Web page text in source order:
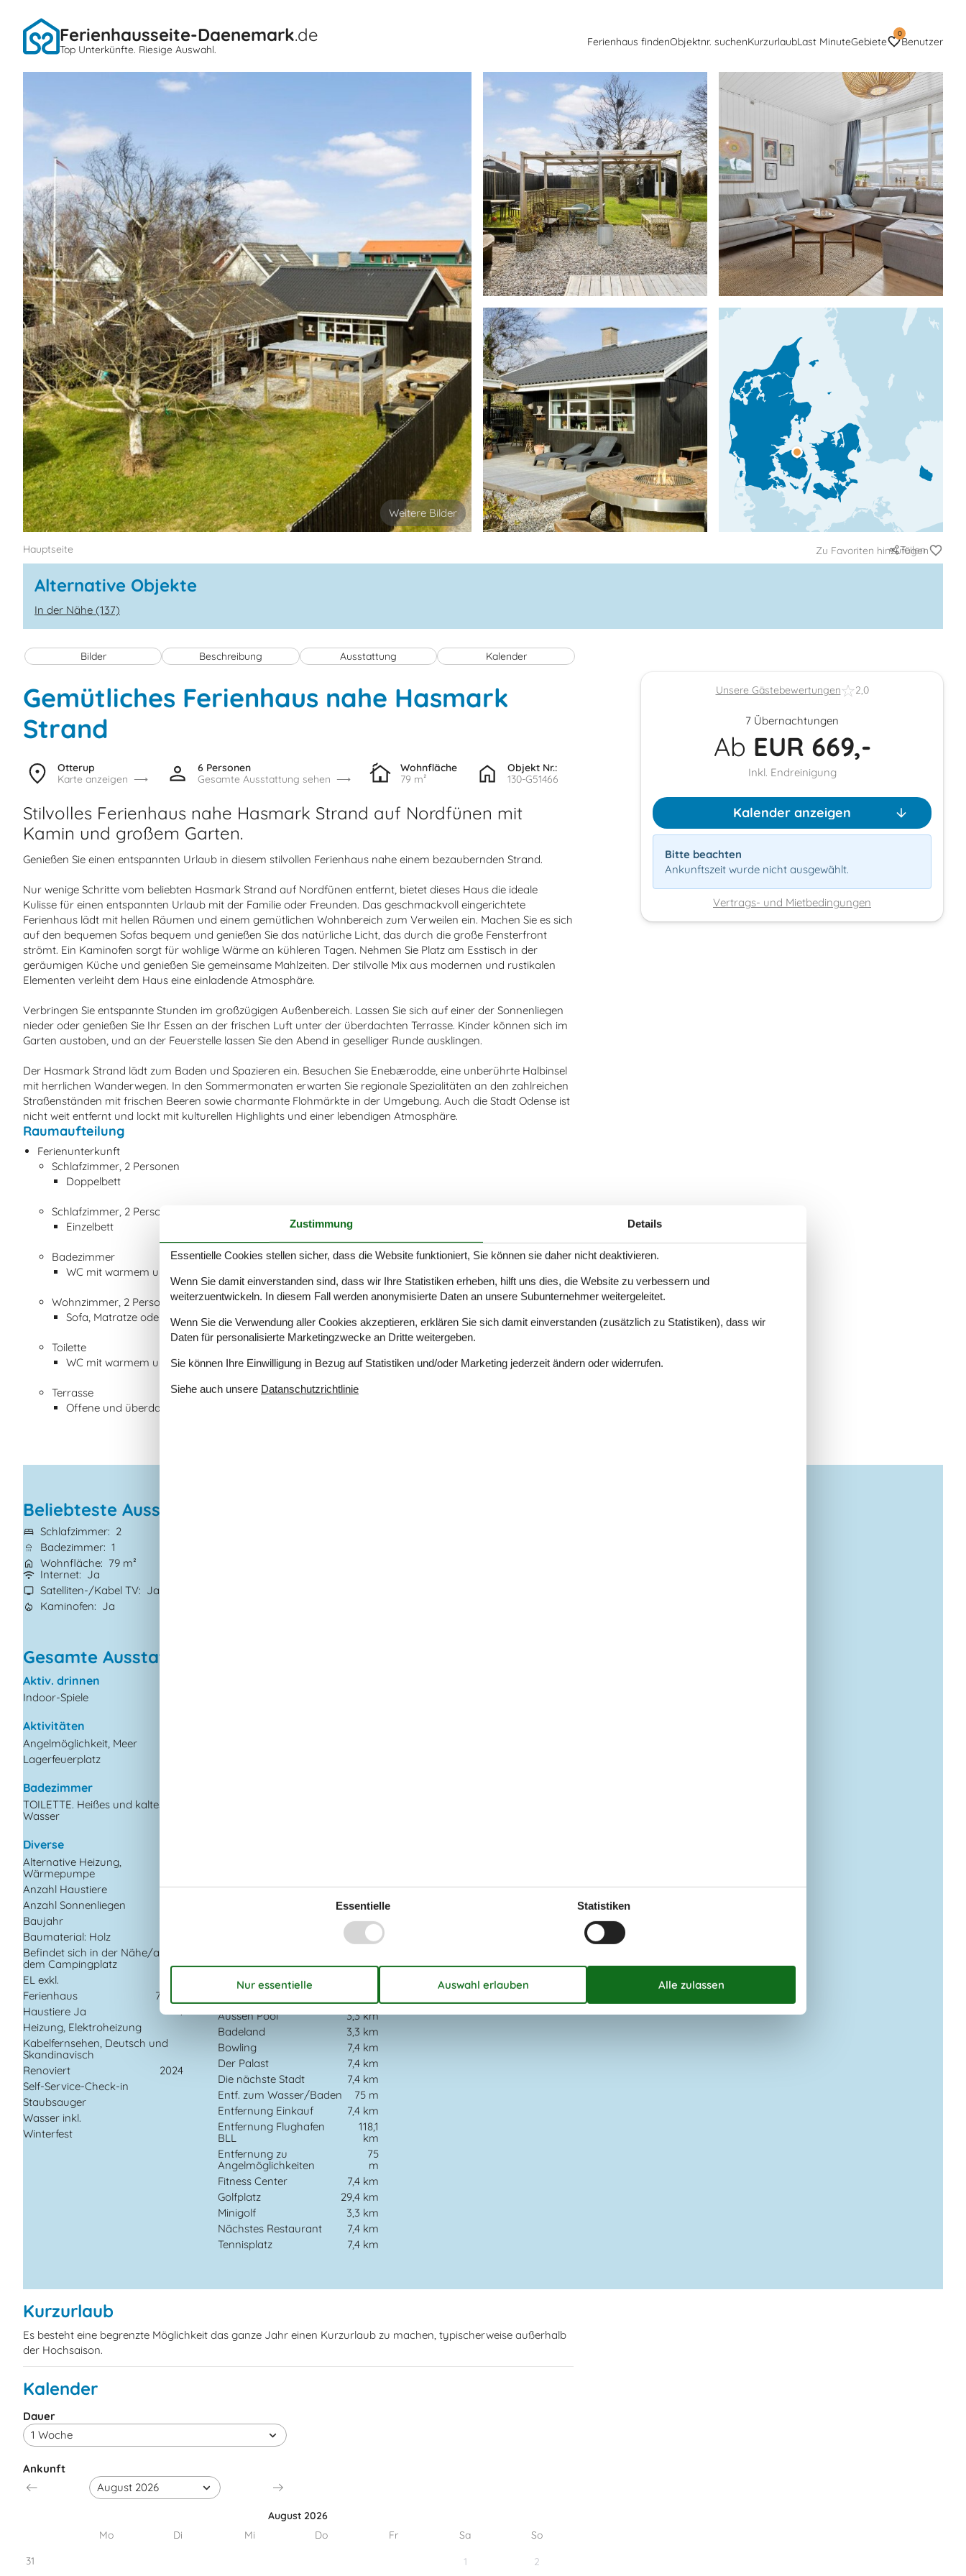
Ferienhausseite-Daenemark.de
Top Unterkünfte. Riesige Auswahl.
Ferienhaus findenObjektnr. suchenKurzurlaubLast MinuteGebiete
0
Benutzer
Hauptseite Zu Favoriten hinzufügen
Teilen
Alternative Objekte
In der Nähe (137)
Bilder Beschreibung Ausstattung Kalender
Gemütliches Ferienhaus nahe Hasmark
Strand
Otterup
Karte anzeigen
6 Personen
Gesamte Ausstattung sehen
Wohnfläche
79 m²
Objekt Nr.:
130-G51466
Stilvolles Ferienhaus nahe Hasmark Strand auf Nordfünen mit
Kamin und großem Garten.
Genießen Sie einen entspannten Urlaub in diesem stilvollen Ferienhaus nahe einem bezaubernden Strand.
Nur wenige Schritte vom beliebten Hasmark Strand auf Nordfünen entfernt, bietet dieses Haus die ideale
Kulisse für einen entspannten Urlaub mit der Familie oder Freunden. Das geschmackvoll eingerichtete
Ferienhaus lädt mit hellen Räumen und einem gemütlichen Wohnbereich zum Verweilen ein. Machen Sie es sich
auf den bequemen Sofas bequem und genießen Sie das natürliche Licht, das durch die große Fensterfront
strömt. Ein Kaminofen sorgt für wohlige Wärme an kühleren Tagen. Nehmen Sie Platz am Esstisch in der
geräumigen Küche und genießen Sie gemeinsame Mahlzeiten. Der stilvolle Mix aus modernen und rustikalen
Elementen verleiht dem Haus eine einladende Atmosphäre.
Verbringen Sie entspannte Stunden im großzügigen Außenbereich. Lassen Sie sich auf einer der Sonnenliegen
nieder oder genießen Sie Ihr Essen an der frischen Luft unter der überdachten Terrasse. Kinder können sich im
Garten austoben, und an der Feuerstelle lassen Sie den Abend in geselliger Runde ausklingen.
Der Hasmark Strand lädt zum Baden und Spazieren ein. Besuchen Sie Enebærodde, eine unberührte Halbinsel
mit herrlichen Wanderwegen. In den Sommermonaten erwarten Sie regionale Spezialitäten an den zahlreichen
Straßenständen mit frischen Beeren sowie charmante Flohmärkte in der Umgebung. Auch die Stadt Odense ist
nicht weit entfernt und lockt mit kulturellen Highlights und einer lebendigen Atmosphäre.
Raumaufteilung
Ferienunterkunft
Schlafzimmer, 2 Personen
Doppelbett
Schlafzimmer, 2 Personen
Einzelbett
Badezimmer
WC mit warmem und kaltem Wasser, Dusche
Wohnzimmer, 2 Personen
Sofa, Matratze oder Ähnliches
Toilette
WC mit warmem und kaltem Wasser
Terrasse
Offene und überdachte Terrasse
Beliebteste Ausstattungen
Schlafzimmer
2
Badezimmer 1
Wohnfläche
79 m²
Internet
Ja
Satelliten-/Kabel TV
Ja
Kaminofen
Ja
Gesamte Ausstattung
Aktiv. drinnen
Indoor-Spiele
Aktivitäten
Angelmöglichkeit, Meer
Lagerfeuerplatz
Badezimmer
TOILETTE. Heißes und kaltes
Wasser
Diverse
Alternative Heizung,
Wärmepumpe
Anzahl Haustiere
1
Anzahl Sonnenliegen
Baujahr
Baumaterial: Holz
Befindet sich in der Nähe/auf
dem Campingplatz
EL exkl.
Ferienhaus
79 m²
Haustiere Ja
1
Heizung, Elektroheizung
Kabelfernsehen, Deutsch und
Skandinavisch
Renoviert
2024
Self-Service-Check-in
Staubsauger
Wasser inkl.
Winterfest
Smart TV
In der Nähe
Aussen Pool
3,3 km
Badeland
3,3 km
Bowling
7,4 km
Der Palast
7,4 km
Die nächste Stadt
7,4 km
Entf. zum Wasser/Baden
75 m
Entfernung Einkauf
7,4 km
Entfernung Flughafen
BLL
118,1
km
Entfernung zu
Angelmöglichkeiten
75
m
Fitness Center
7,4 km
Golfplatz
29,4 km
Minigolf
3,3 km
Nächstes Restaurant
7,4 km
Tennisplatz
7,4 km
Wird nicht an Jugendgruppen
Kurzurlaub
Es besteht eine begrenzte Möglichkeit das ganze Jahr einen Kurzurlaub zu machen, typischerweise außerhalb
der Hochsaison.
Kalender
Ankunft
August 2026
Mo
Di Mi Do Fr Sa
So
31
1 2
Dauer
Unsere Gästebewertungen 2,0
7 Übernachtungen
Ab EUR 669,-
Inkl. Endreinigung
Kalender anzeigen
Bitte beachten
Ankunftszeit wurde nicht ausgewählt.
Vertrags- und Mietbedingungen
Zustimmung Details
Essentielle Cookies stellen sicher, dass die Website funktioniert, Sie können sie daher nicht deaktivieren.
Wenn Sie damit einverstanden sind, dass wir Ihre Statistiken erheben, hilft uns dies, die Website zu verbessern und
weiterzuentwickeln. In diesem Fall werden anonymisierte Daten an unsere Subunternehmer weitergeleitet.
Wenn Sie die Verwendung aller Cookies akzeptieren, erklären Sie sich damit einverstanden (zusätzlich zu Statistiken), dass wir
Daten für personalisierte Marketingzwecke an Dritte weitergeben.
Sie können Ihre Einwilligung in Bezug auf Statistiken und/oder Marketing jederzeit ändern oder widerrufen.
Siehe auch unsere Datanschutzrichtlinie
Essentielle Statistiken